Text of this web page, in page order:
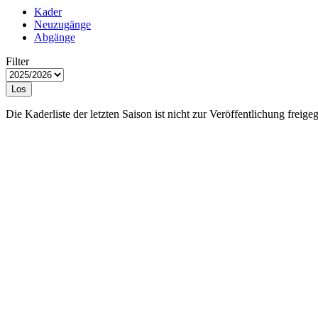
Kader
Neuzugänge
Abgänge
Filter
Los
Die Kaderliste der letzten Saison ist nicht zur Veröffentlichung